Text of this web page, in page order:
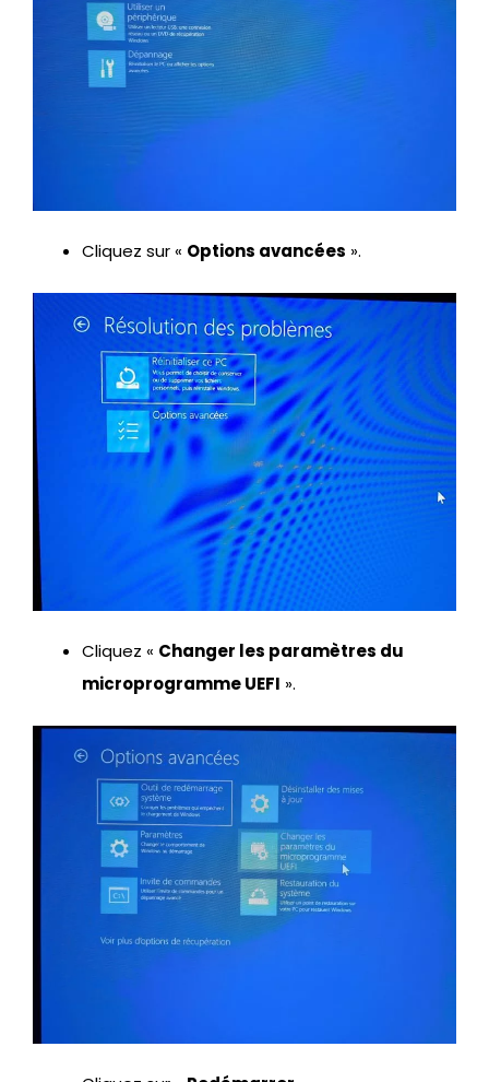
Cliquez sur « Options avancées ».
Cliquez « Changer les paramètres du
microprogramme UEFI ».